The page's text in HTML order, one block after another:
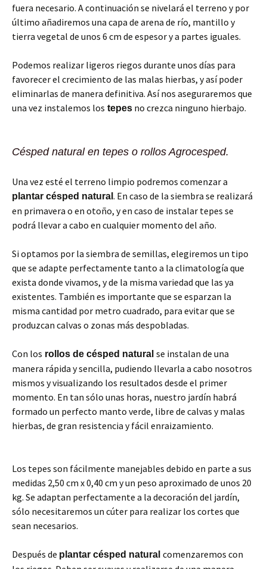
fuera necesario. A continuación se nivelará el terreno y por
último añadiremos una capa de arena de río, mantillo y
tierra vegetal de unos 6 cm de espesor y a partes iguales.
Podemos realizar ligeros riegos durante unos días para
favorecer el crecimiento de las malas hierbas, y así poder
eliminarlas de manera definitiva. Así nos aseguraremos que
una vez instalemos los tepes no crezca ninguno hierbajo.
Césped natural en tepes o rollos Agrocesped.
Una vez esté el terreno limpio podremos comenzar a
plantar césped natural . En caso de la siembra se realizará
en primavera o en otoño, y en caso de instalar tepes se
podrá llevar a cabo en cualquier momento del año.
Si optamos por la siembra de semillas, elegiremos un tipo
que se adapte perfectamente tanto a la climatología que
exista donde vivamos, y de la misma variedad que las ya
existentes. También es importante que se esparzan la
misma cantidad por metro cuadrado, para evitar que se
produzcan calvas o zonas más despobladas.
Con los rollos de césped natural se instalan de una
manera rápida y sencilla, pudiendo llevarla a cabo nosotros
mismos y visualizando los resultados desde el primer
momento. En tan sólo unas horas, nuestro jardín habrá
formado un perfecto manto verde, libre de calvas y malas
hierbas, de gran resistencia y fácil enraizamiento.
Los tepes son fácilmente manejables debido en parte a sus
medidas 2,50 cm x 0,40 cm y un peso aproximado de unos 20
kg. Se adaptan perfectamente a la decoración del jardín,
sólo necesitaremos un cúter para realizar los cortes que
sean necesarios.
Después de plantar césped natural comenzaremos con